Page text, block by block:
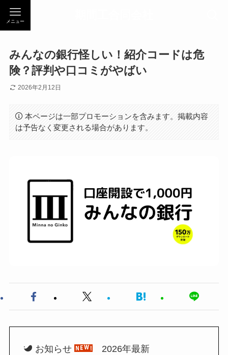
メニュー
みんなの銀行怪しい！紹介コードは危
険？評判や口コミがやばい
2026年2月12日
本ページは一部プロモーションを含みます。掲載内容
は予告なく変更される場合があります。
お知らせ 2026年最新